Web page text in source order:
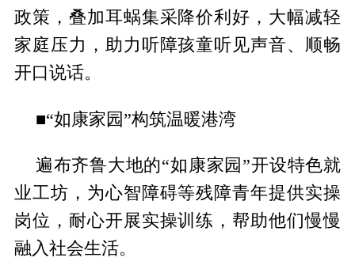
政策，叠加耳蜗集采降价利好，大幅减轻
家庭压力，助力听障孩童听见声音、顺畅
开口说话。
■“如康家园”构筑温暖港湾
遍布齐鲁大地的“如康家园”开设特色就
业工坊，为心智障碍等残障青年提供实操
岗位，耐心开展实操训练，帮助他们慢慢
融入社会生活。